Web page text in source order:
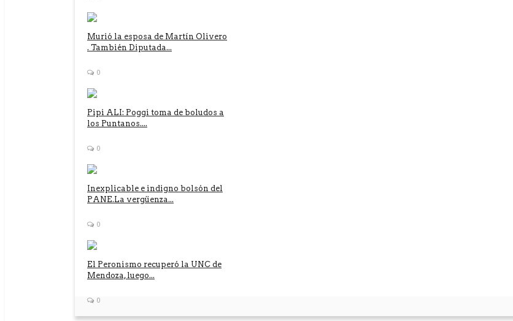
Murió la esposa de Martín Olivero
. También Diputada...
0
Pipi ALI: Poggi toma de boludos a
los Puntanos....
0
Inexplicable e indigno bolsón del
PANE.La vergüenza...
0
El Peronismo recuperó la UNC de
Mendoza, luego...
0